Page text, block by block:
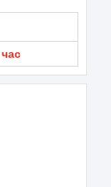
час